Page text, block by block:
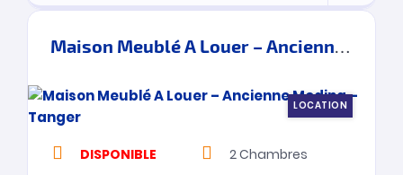
Maison Meublé A Louer – Ancienne Medina – Tanger
LOCATION
DISPONIBLE 2Chambres